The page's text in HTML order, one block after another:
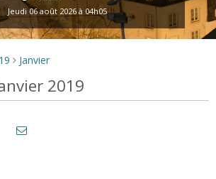
Jeudi 06 août 2026 à 04h05
> Janvier
2019